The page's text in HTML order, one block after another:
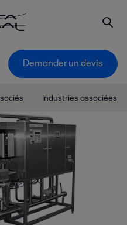
Demander un devis
Industries associées